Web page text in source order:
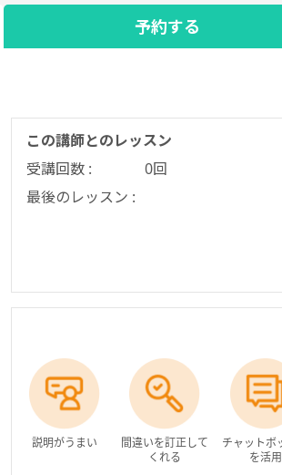
予約する
この講師とのレッスン
受講回数 :
0回
最後のレッスン :
説明がうまい
間違いを訂正して
くれる
チャットボ
を活用